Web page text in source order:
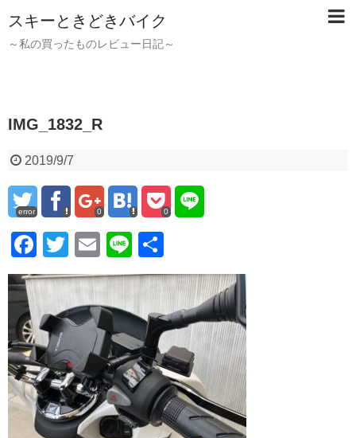
スキーときどきバイク
～私の買ったものレビュー日記～
IMG_1832_R
2019/9/7
error 0 0
F
a
e
b
o
o
k
T
wi
tt
er
E
m
ail
Li
n
e
有